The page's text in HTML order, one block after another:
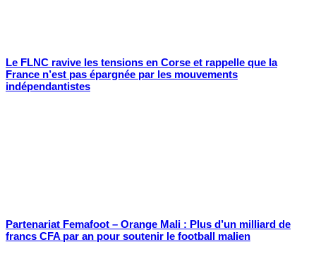
Le FLNC ravive les tensions en Corse et rappelle que la
France n’est pas épargnée par les mouvements
indépendantistes
Partenariat Femafoot – Orange Mali : Plus d’un milliard de
francs CFA par an pour soutenir le football malien